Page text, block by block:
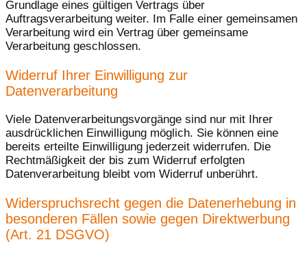
Grundlage eines gültigen Vertrags über
Auftragsverarbeitung weiter. Im Falle einer gemeinsamen
Verarbeitung wird ein Vertrag über gemeinsame
Verarbeitung geschlossen.
Widerruf Ihrer Einwilligung zur
Datenverarbeitung
Viele Datenverarbeitungsvorgänge sind nur mit Ihrer
ausdrücklichen Einwilligung möglich. Sie können eine
bereits erteilte Einwilligung jederzeit widerrufen. Die
Rechtmäßigkeit der bis zum Widerruf erfolgten
Datenverarbeitung bleibt vom Widerruf unberührt.
Widerspruchsrecht gegen die Datenerhebung in
besonderen Fällen sowie gegen Direktwerbung
(Art. 21 DSGVO)